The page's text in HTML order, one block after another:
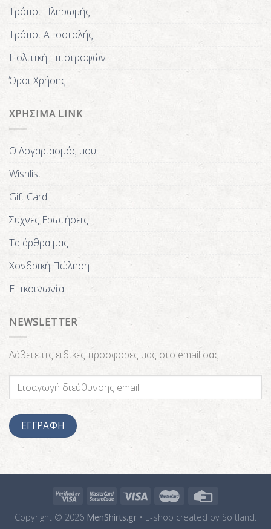
Τρόποι Πληρωμής
Τρόποι Αποστολής
Πολιτική Επιστροφών
Όροι Χρήσης
ΧΡΗΣΙΜΑ LINK
Ο Λογαριασμός μου
Wishlist
Gift Card
Συχνές Ερωτήσεις
Τα άρθρα μας
Χονδρική Πώληση
Επικοινωνία
NEWSLETTER
Λάβετε τις ειδικές προσφορές μας στο email σας.
Copyright © 2026 MenShirts.gr • E-shop created by Softland.